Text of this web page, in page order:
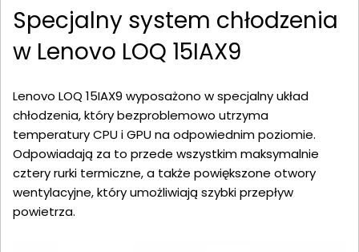
Specjalny system chłodzenia
w Lenovo LOQ 15IAX9
Lenovo LOQ 15IAX9 wyposażono w specjalny układ
chłodzenia, który bezproblemowo utrzyma
temperatury CPU i GPU na odpowiednim poziomie.
Odpowiadają za to przede wszystkim maksymalnie
cztery rurki termiczne, a także powiększone otwory
wentylacyjne, który umożliwiają szybki przepływ
powietrza.